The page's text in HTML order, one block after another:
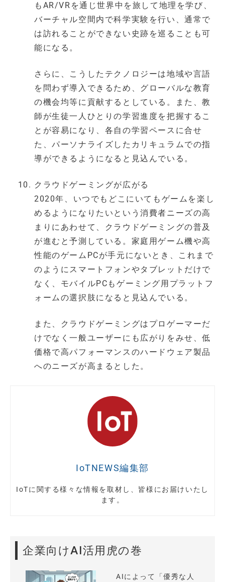
もAR/VRを通じ世界中を旅して地理を学び、
バーチャル空間内で科学実験を行い、通常で
は訪れることができない史跡を巡ることも可
能になる。
さらに、こうしたテクノロジーは地域や言語
を問わず導入できるため、グローバルな教育
の機会均等に貢献するとしている。また、教
師が生徒一人ひとりの学習進度を把握するこ
とが容易になり、各自の学習ペースに合せ
た、パーソナライズしたカリキュラムでの指
導ができるようになると見込んでいる。
クラウドゲーミングが広がる
2020年、いつでもどこにいてもゲームを楽し
めるようになりたいという消費者ニーズの高
まりにあわせて、クラウドゲーミングの普及
が進むと予測している。家庭用ゲーム機や高
性能のゲームPCが手元にないとき、これまで
のようにスマートフォンやタブレットだけで
なく、モバイルPCもゲーミング用プラットフ
ォームの選択肢になると見込んでいる。
また、クラウドゲーミングはプロゲーマーだ
けでなく一般ユーザーにも広がりをみせ、低
価格で高パフォーマンスのハードウェア製品
へのニーズが高まるとした。
IoTNEWS編集部
IoTに関する様々な情報を取材し、皆様にお届けいたし
ます。
企業向けAI活用虎の巻
AIによって「優秀な人